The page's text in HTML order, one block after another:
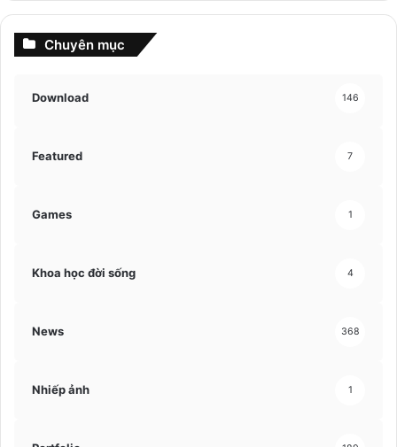
Chuyên mục
Download 146
Featured 7
Games 1
Khoa học đời sống 4
News 368
Nhiếp ảnh 1